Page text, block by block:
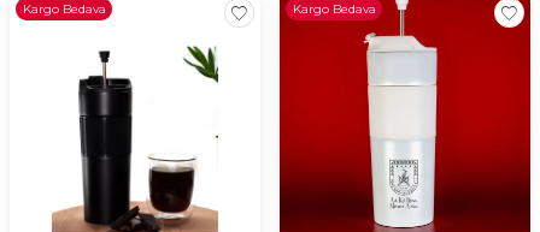
Kargo Bedava Kargo Bedava